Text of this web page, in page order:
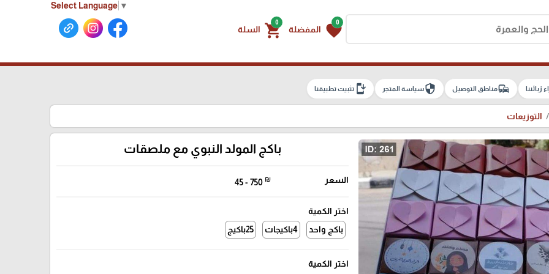
Select Language ▼
0
favorite المفضلة
0
shopping_cart السلة
زبائننا commuteمناطق التوصيل securityسياسة المتجر install_mobileتثبيت تطبيقنا
التوزيعات
باكج المولد النبوي مع ملصقات
السعر 45 - 750 ₪
اختر الكمية
باكج واحد
4باكيجات 25باكيج
اختر الكمية